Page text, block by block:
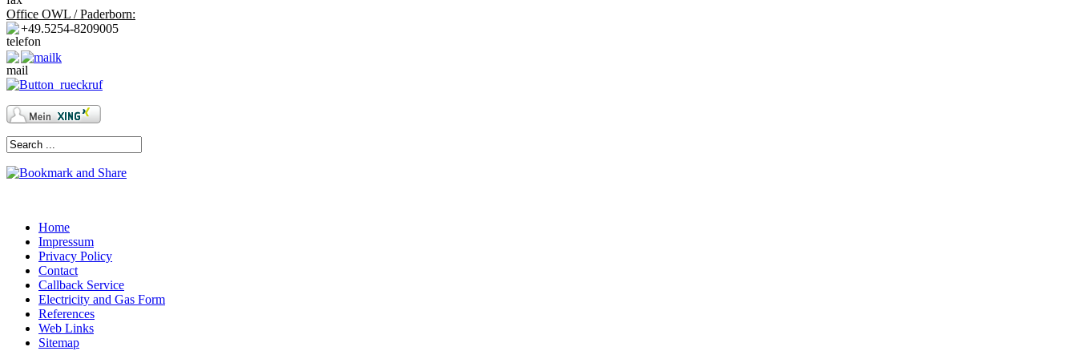
Office OWL / Paderborn:
+49.5254-8209005
Home
Impressum
Privacy Policy
Contact
Callback Service
Electricity and Gas Form
References
Web Links
Sitemap